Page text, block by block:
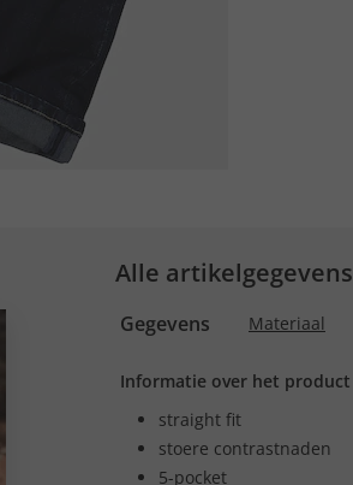
Alle artikelgegevens
Gegevens Materiaal
Informatie over het product
straight fit
stoere contrastnaden
5-pocket